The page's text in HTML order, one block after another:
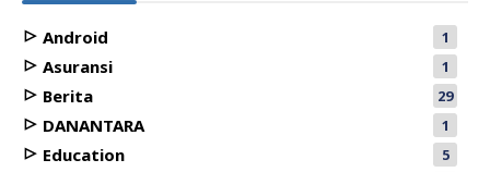
Android 1
Asuransi 1
Berita 29
DANANTARA 1
Education 5